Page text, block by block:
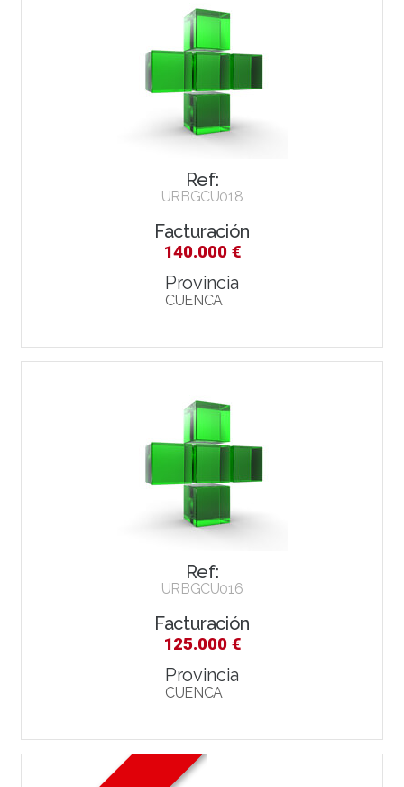
Ref:
URBGCU018
Facturación
140.000 €
Provincia
CUENCA
Ref:
URBGCU016
Facturación
125.000 €
Provincia
CUENCA